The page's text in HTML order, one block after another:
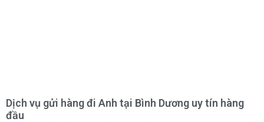
Dịch vụ gửi hàng đi Anh tại Bình Dương uy tín hàng
đầu